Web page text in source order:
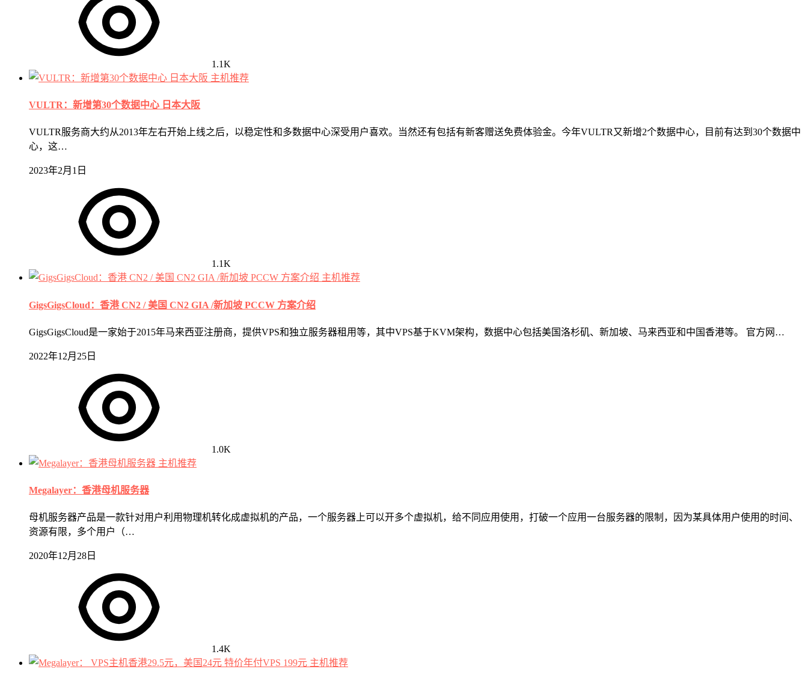
1.1K
主机推荐
VULTR：新增第30个数据中心 日本大阪
VULTR服务商大约从2013年左右开始上线之后，以稳定性和多数据中心深受用户喜欢。当然还有包括有新客赠送免费体验金。今年VULTR又新增2个数据中心，目前有达到30个数据中
心，这…
2023年2月1日
1.1K
主机推荐
GigsGigsCloud：香港 CN2 / 美国 CN2 GIA /新加坡 PCCW 方案介绍
GigsGigsCloud是一家始于2015年马来西亚注册商，提供VPS和独立服务器租用等，其中VPS基于KVM架构，数据中心包括美国洛杉矶、新加坡、马来西亚和中国香港等。 官方网…
2022年12月25日
1.0K
主机推荐
Megalayer：香港母机服务器
母机服务器产品是一款针对用户利用物理机转化成虚拟机的产品，一个服务器上可以开多个虚拟机，给不同应用使用，打破一个应用一台服务器的限制，因为某具体用户使用的时间、
资源有限，多个用户（…
2020年12月28日
1.4K
主机推荐